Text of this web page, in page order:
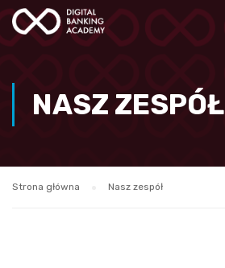
NASZ ZESPÓŁ
Strona główna Nasz zespół